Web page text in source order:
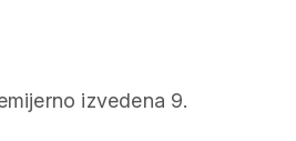
izvedena 9.